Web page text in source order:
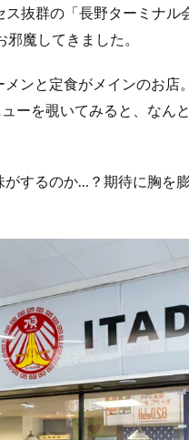
抜群の「長野ターミナル
邪魔してきました。
ンと定食がメインのお店
ーを覗いてみると、なん
するのか…？期待に胸を